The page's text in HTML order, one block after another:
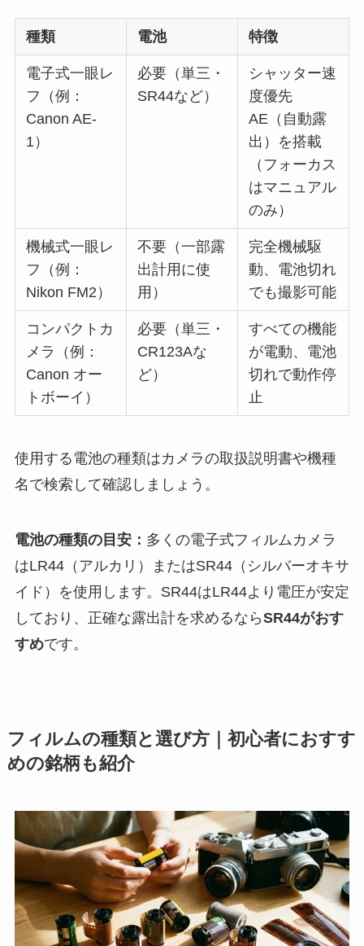
種類 電池 特徴
電子式一眼レ
フ（例：
Canon AE-
1）
必要（単三・
SR44など）
シャッター速
度優先
AE（自動露
出）を搭載
（フォーカス
はマニュアル
のみ）
機械式一眼レ
フ（例：
Nikon FM2）
不要（一部露
出計用に使
用）
完全機械駆
動、電池切れ
でも撮影可能
コンパクトカ
メラ（例：
Canon オー
トボーイ）
必要（単三・
CR123Aな
ど）
すべての機能
が電動、電池
切れで動作停
止
使用する電池の種類はカメラの取扱説明書や機種
名で検索して確認しましょう。
電池の種類の目安： 多くの電子式フィルムカメラ
はLR44（アルカリ）またはSR44（シルバーオキサ
イド）を使用します。SR44はLR44より電圧が安定
しており、正確な露出計を求めるならSR44がおす
すめです。
フィルムの種類と選び方｜初心者におすす
めの銘柄も紹介